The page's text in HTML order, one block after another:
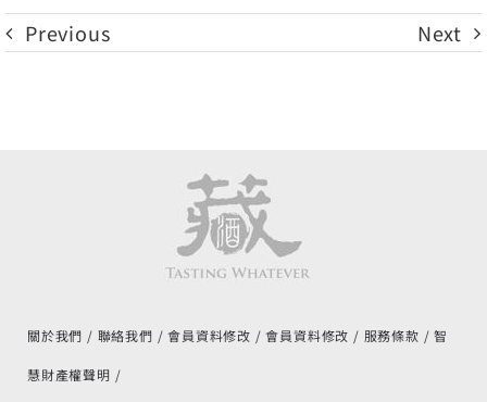
Previous Next
關於我們 聯絡我們 會員資料修改 會員資料修改 服務條款 智
慧財產權聲明